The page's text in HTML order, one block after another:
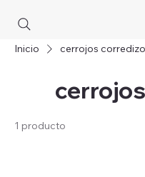
Inicio cerrojos
1 producto